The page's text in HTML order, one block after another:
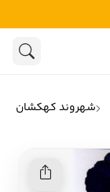
شهروند کهکشان